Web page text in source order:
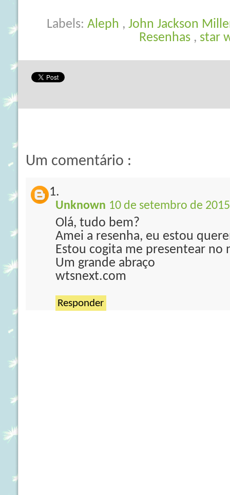
Labels: Aleph , John Jackson
Resenhas , star
Um comentário :
Unknown 10 de setembro de
Olá, tudo bem?
Amei a resenha, eu estou
Estou cogita me presentear no
Um grande abraço
wtsnext.com
Responder